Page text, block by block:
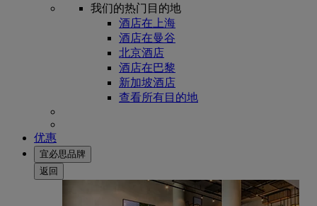
我们的热门目的地
酒店在上海
酒店在曼谷
北京酒店
酒店在巴黎
新加坡酒店
查看所有目的地
优惠
宜必思品牌
返回